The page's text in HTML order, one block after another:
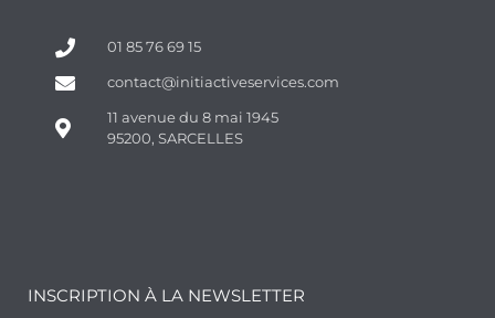
01 85 76 69 15
contact@initiactiveservices.com
11 avenue du 8 mai 1945
95200, SARCELLES
INSCRIPTION À LA NEWSLETTER